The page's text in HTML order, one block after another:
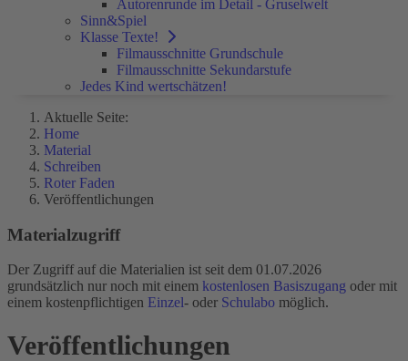
Autorenrunde im Detail - Gruselwelt
Sinn&Spiel
Klasse Texte!
Filmausschnitte Grundschule
Filmausschnitte Sekundarstufe
Jedes Kind wertschätzen!
Aktuelle Seite:
Home
Material
Schreiben
Roter Faden
Veröffentlichungen
Materialzugriff
Der Zugriff auf die Materialien ist seit dem 01.07.2026
grundsätzlich nur noch mit einem kostenlosen Basiszugang oder mit
einem kostenpflichtigen Einzel- oder Schulabo möglich.
Veröffentlichungen